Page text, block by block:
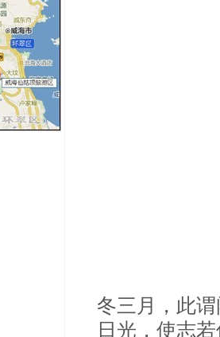
冬三月，此
日光，使志